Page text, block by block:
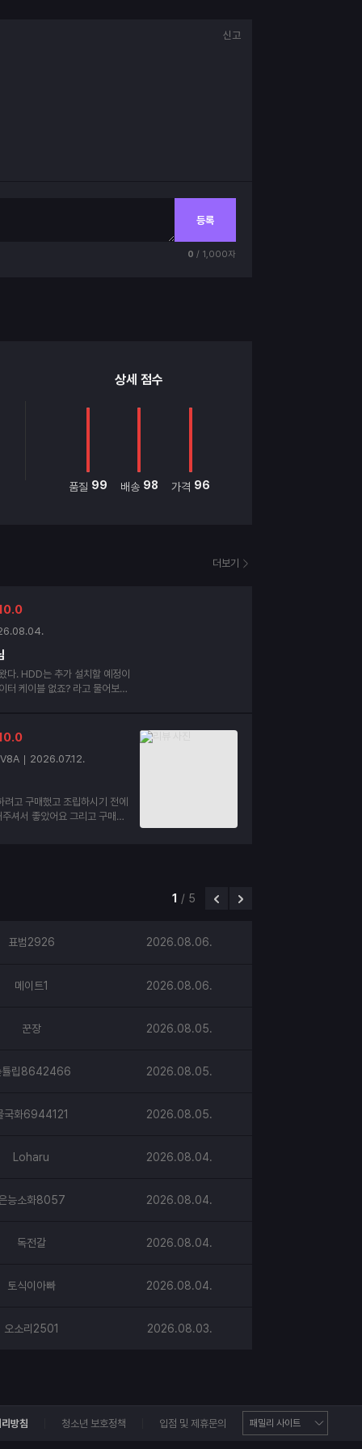
신고
등록
0 / 1,000자
상세 점수
품질 99 배송 98 가격 96
더보기
예정이
터 케이블 없죠? 라고 물어보심
2026.07.12.
고 구매했고 조립하시기 전에
셔서 좋았어요 그리고 구매한
1 / 5
표범2926 2026.08.06.
메이트1 2026.08.06.
꾼장 2026.08.05.
튤립8642466 2026.08.05.
국화6944121 2026.08.05.
Loharu 2026.08.04.
능소화8057 2026.08.04.
독전갈 2026.08.04.
토식이아빠 2026.08.04.
오소리2501 2026.08.03.
방침 청소년 보호정책 입점 및 제휴문의